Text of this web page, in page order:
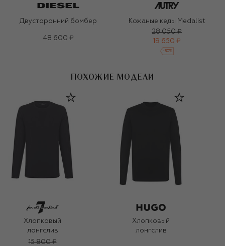
Двусторонний бомбер
48 600 ₽
Кожаные кеды Medalist
28 050 ₽
19 650 ₽
-30%
ПОХОЖИЕ МОДЕЛИ
Хлопковый
лонгслив
15 800 ₽
Хлопковый
лонгслив